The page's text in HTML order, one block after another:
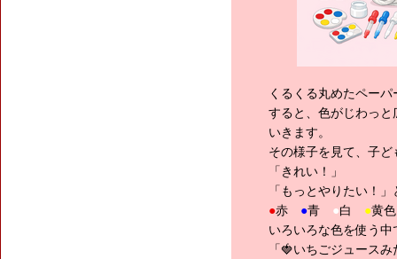
くるくる丸めたペー
すると、色がじわっ
いきます。
その様子を見て、子ど
「きれい！」
「もっとやりたい！
●赤 ●青 ●白 ●黄色
いろいろな色を使う中
「🍓いちごジュース